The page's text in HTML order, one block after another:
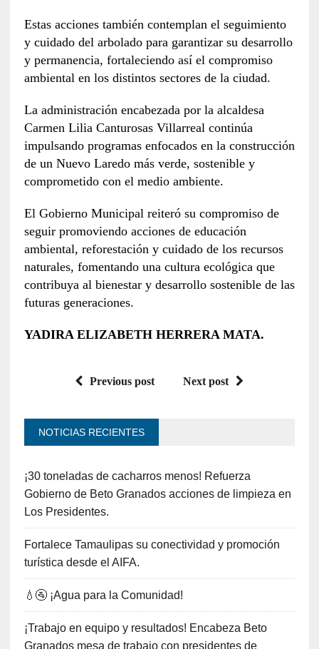
Estas acciones también contemplan el seguimiento
y cuidado del arbolado para garantizar su desarrollo
y permanencia, fortaleciendo así el compromiso
ambiental en los distintos sectores de la ciudad.
La administración encabezada por la alcaldesa
Carmen Lilia Canturosas Villarreal continúa
impulsando programas enfocados en la construcción
de un Nuevo Laredo más verde, sostenible y
comprometido con el medio ambiente.
El Gobierno Municipal reiteró su compromiso de
seguir promoviendo acciones de educación
ambiental, reforestación y cuidado de los recursos
naturales, fomentando una cultura ecológica que
contribuya al bienestar y desarrollo sostenible de las
futuras generaciones.
YADIRA ELIZABETH HERRERA MATA.
Previous post Next post
NOTICIAS RECIENTES
¡30 toneladas de cacharros menos! Refuerza
Gobierno de Beto Granados acciones de limpieza en
Los Presidentes.
Fortalece Tamaulipas su conectividad y promoción
turística desde el AIFA.
💧🚰 ¡Agua para la Comunidad!
¡Trabajo en equipo y resultados! Encabeza Beto
Granados mesa de trabajo con presidentes de